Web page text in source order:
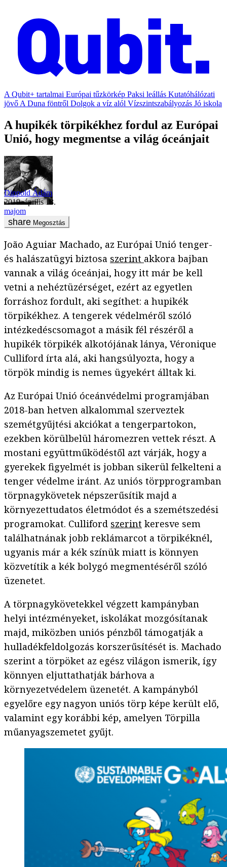
A Qubit+ tartalmai Európai tűzkörkép Paksi leállás Kutatóhálózati
jövő A Duna föntről Dolgok a víz alól Vízszintszabályozás Jó iskola
A hupikék törpikékhez fordul az Európai
Unió, hogy megmentse a világ óceánjait
Dippold Ádám
2019. április 18.
majom
Megosztás
João Aguiar Machado, az Európai Unió tenger-
és halászatügyi biztosa szerint akkora bajban
vannak a világ óceánjai, hogy itt már be kell
vetni a nehéztüzérséget, ezért az egyetlen
forráshoz fordult, aki segíthet: a hupikék
törpikékhez. A tengerek védelméről szóló
intézkedéscsomagot a másik fél részéről a
hupikék törpikék alkotójának lánya, Véronique
Culliford írta alá, aki hangsúlyozta, hogy a
törpök mindig is nemes ügyekért álltak ki.
Az Európai Unió óceánvédelmi programjában
2018-ban hetven alkalommal szerveztek
szemétgyűjtési akciókat a tengerpartokon,
ezekben körülbelül háromezren vettek részt. A
mostani együttműködéstől azt várják, hogy a
gyerekek figyelmét is jobban sikerül felkelteni a
tenger védelme iránt. Az uniós törpprogramban
törpnagykövetek népszerűsítik majd a
környezettudatos életmódot és a szemétszedési
programokat. Culliford szerint keresve sem
találhatnának jobb reklámarcot a törpikéknél,
ugyanis már a kék színük miatt is könnyen
közvetítik a kék bolygó megmentéséről szóló
üzenetet.
A törpnagykövetekkel végzett kampányban
helyi intézményeket, iskolákat mozgósítanak
majd, miközben uniós pénzből támogatják a
hulladékfeldolgozás korszerűsítését is. Machado
szerint a törpöket az egész világon ismerik, így
könnyen eljuttathatják bárhova a
környezetvédelem üzenetét. A kampányból
egyelőre egy nagyon uniós törp képe került elő,
valamint egy korábbi kép, amelyen Törpilla
műanyagszemetet gyűjt.